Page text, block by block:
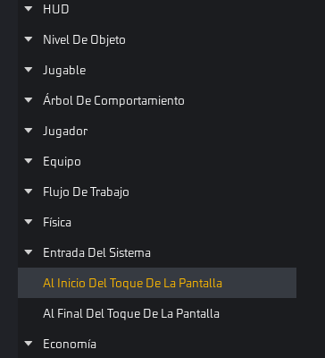
HUD
Nivel De Objeto
Jugable
Árbol De Comportamiento
Jugador
Equipo
Flujo De Trabajo
Física
Entrada Del Sistema
Al Inicio Del Toque De La Pantalla
Al Final Del Toque De La Pantalla
Economía